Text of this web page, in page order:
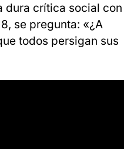
dura crítica social con
se pregunta: «¿A
todos persigan sus